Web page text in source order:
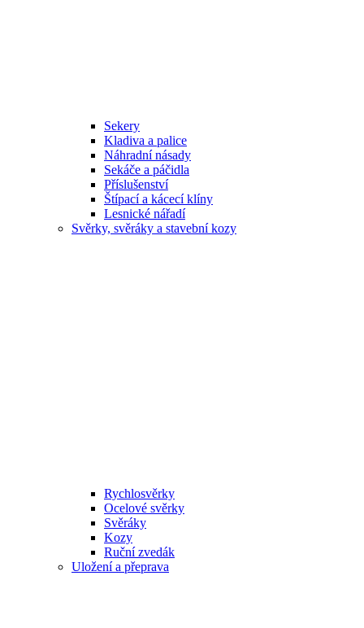
Sekery
Kladiva a palice
Náhradní násady
Sekáče a páčidla
Příslušenství
Štípací a kácecí klíny
Lesnické nářadí
Svěrky, svěráky a stavební kozy
Rychlosvěrky
Ocelové svěrky
Svěráky
Kozy
Ruční zvedák
Uložení a přeprava